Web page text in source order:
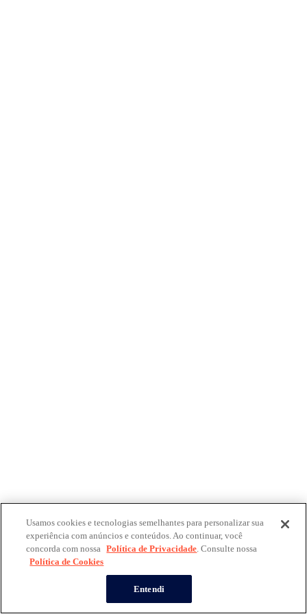
Usamos cookies e tecnologias semelhantes para personalizar sua
experiência com anúncios e conteúdos. Ao continuar, você
concorda com nossa Política de Privacidade. Consulte nossa
Política de Cookies
Entendi